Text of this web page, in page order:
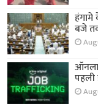
हंगामे
बजे